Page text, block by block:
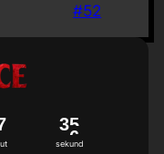
#52
sekund
35